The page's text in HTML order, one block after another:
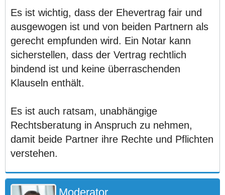
Es ist wichtig, dass der Ehevertrag fair und
ausgewogen ist und von beiden Partnern als
gerecht empfunden wird. Ein Notar kann
sicherstellen, dass der Vertrag rechtlich
bindend ist und keine überraschenden
Klauseln enthält.
Es ist auch ratsam, unabhängige
Rechtsberatung in Anspruch zu nehmen,
damit beide Partner ihre Rechte und Pflichten
verstehen.
Moderator